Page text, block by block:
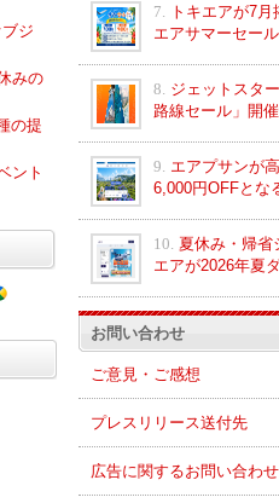
ジ
みの
の提
ント
7.
トキエアが7
エアサマーセー
8. ジェットスタ
路線セール」開催
9. エアプサンが
6,000円OFFとな
10. 夏休み・帰省
エアが2026年夏
お問い合わせ
ご意見・ご感想
プレスリリース送付先
広告に関するお問い合わせ